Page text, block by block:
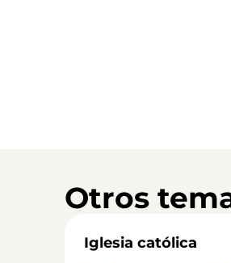
Otros
Iglesia católica